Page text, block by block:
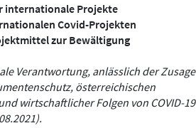
internationale Projekte
Covid-Projekten
zur Bewältigung
Verantwortung, anlässlich der Zusage
österreichischen
wirtschaftlicher Folgen von COVID-19